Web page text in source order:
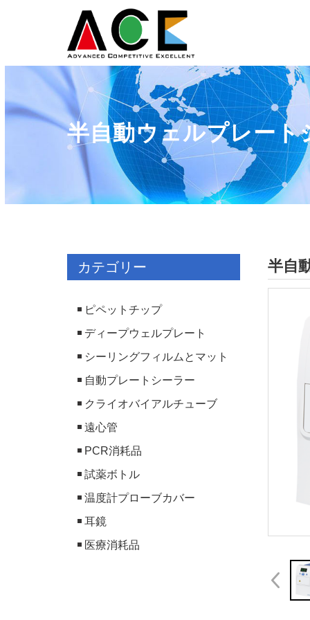
半自動ウェルプレート
カテゴリー
ピペットチップ
ディープウェルプレート
シーリングフィルムとマット
自動プレートシーラー
クライオバイアルチューブ
遠心管
PCR消耗品
試薬ボトル
温度計プローブカバー
耳鏡
医療消耗品
半自